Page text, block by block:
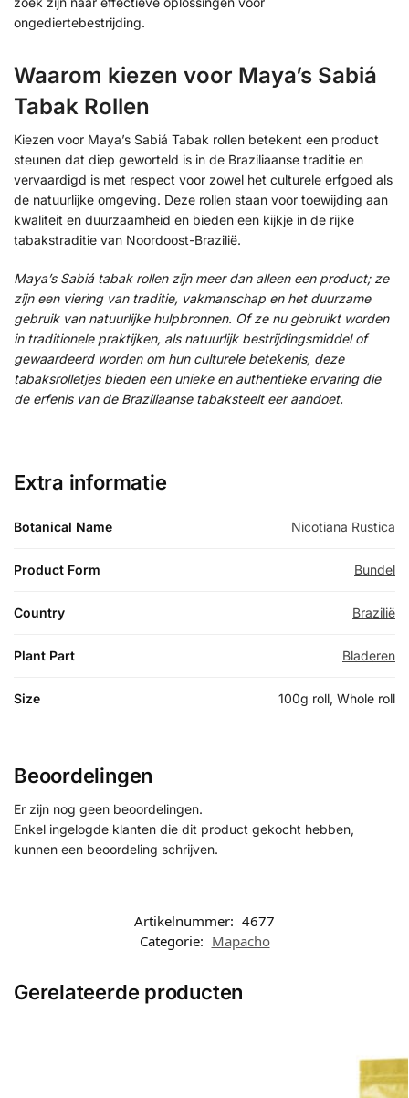
ongediertebestrijding.
Waarom kiezen voor Maya’s Sabiá
Tabak Rollen
Kiezen voor Maya’s Sabiá Tabak rollen betekent een product
steunen dat diep geworteld is in de Braziliaanse traditie en
vervaardigd is met respect voor zowel het culturele erfgoed als
de natuurlijke omgeving. Deze rollen staan voor toewijding aan
kwaliteit en duurzaamheid en bieden een kijkje in de rijke
tabakstraditie van Noordoost-Brazilië.
Maya’s Sabiá tabak rollen zijn meer dan alleen een product; ze
zijn een viering van traditie, vakmanschap en het duurzame
gebruik van natuurlijke hulpbronnen. Of ze nu gebruikt worden
in traditionele praktijken, als natuurlijk bestrijdingsmiddel of
gewaardeerd worden om hun culturele betekenis, deze
tabaksrolletjes bieden een unieke en authentieke ervaring die
de erfenis van de Braziliaanse tabaksteelt eer aandoet.
Extra informatie
Botanical Name Nicotiana Rustica
Product Form Bundel
Country Brazilië
Plant Part Bladeren
Size 100g roll, Whole roll
Beoordelingen
Er zijn nog geen beoordelingen.
Enkel ingelogde klanten die dit product gekocht hebben,
kunnen een beoordeling schrijven.
Artikelnummer: 4677
Categorie: Mapacho
Gerelateerde producten